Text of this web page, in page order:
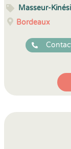
Masseur-
Bordeaux